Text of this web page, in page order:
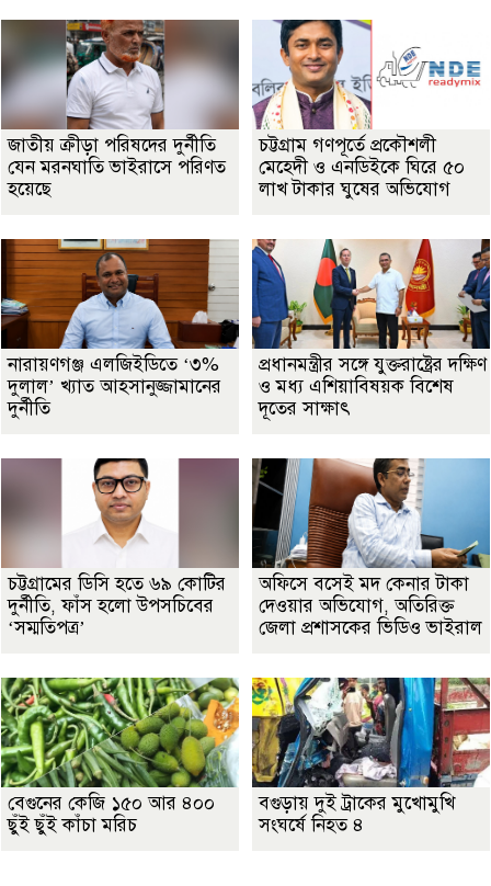
জাতীয় ক্রীড়া পরিষদের দুর্নীতি
যেন মরনঘাতি ভাইরাসে পরিণত
হয়েছে
চট্টগ্রাম গণপূর্তে প্রকৌশলী
মেহেদী ও এনডিইকে ঘিরে ৫০
লাখ টাকার ঘুষের অভিযোগ
নারায়ণগঞ্জ এলজিইডিতে ‘৩%
দুলাল’ খ্যাত আহসানুজ্জামানের
দুর্নীতি
প্রধানমন্ত্রীর সঙ্গে যুক্তরাষ্ট্রের দক্ষিণ
ও মধ্য এশিয়াবিষয়ক বিশেষ
দূতের সাক্ষাৎ
চট্টগ্রামের ডিসি হতে ৬৯ কোটির
দুর্নীতি, ফাঁস হলো উপসচিবের
‘সম্মতিপত্র’
অফিসে বসেই মদ কেনার টাকা
দেওয়ার অভিযোগ, অতিরিক্ত
জেলা প্রশাসকের ভিডিও ভাইরাল
বেগুনের কেজি ১৫০ আর ৪০০
ছুঁই ছুঁই কাঁচা মরিচ
বগুড়ায় দুই ট্রাকের মুখোমুখি
সংঘর্ষে নিহত ৪